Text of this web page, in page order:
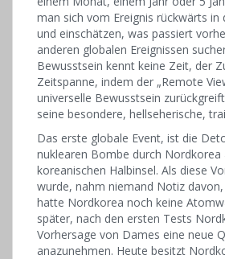
man sich vom Ereignis rückwärts in
und einschätzen, was passiert
anderen globalen Ereignissen
Bewusstsein kennt keine Zeit, der
Zeitspanne, indem der „Remote
universelle Bewusstsein
seine besondere, hellseherische,
Das erste globale Event, ist die
nuklearen Bombe durch Nordkorea
koreanischen Halbinsel. Als diese
wurde, nahm niemand Notiz
hatte Nordkorea noch keine
später, nach den ersten Tests
Vorhersage von Dames eine neue
anazunehmen. Heute besitzt